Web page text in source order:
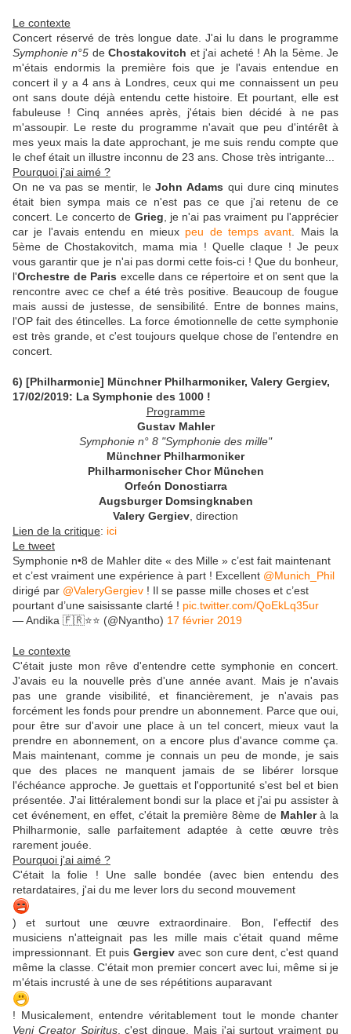
Le contexte
Concert réservé de très longue date. J'ai lu dans le programme
Symphonie n°5 deChostakovitch et j'ai acheté ! Ah la 5ème. Je
m'étais endormis la première fois que je l'avais entendue en
concert il y a 4 ans à Londres, ceux qui me connaissent un peu
ont sans doute déjà entendu cette histoire. Et pourtant, elle est
fabuleuse ! Cinq années après, j'étais bien décidé à ne pas
m'assoupir. Le reste du programme n'avait que peu d'intérêt à
mes yeux mais la date approchant, je me suis rendu compte que
le chef était un illustre inconnu de 23 ans. Chose très intrigante...
Pourquoi j'ai aimé ?
On ne va pas se mentir, leJohn Adams qui dure cinq minutes
était bien sympa mais ce n'est pas ce que j'ai retenu de ce
concert. Le concerto de Grieg , je n'ai pas vraiment pu l'apprécier
car je l'avais entendu en mieux peu de temps avant . Mais la
5ème de Chostakovitch, mama mia ! Quelle claque ! Je peux
vous garantir que je n'ai pas dormi cette fois-ci ! Que du bonheur,
l'Orchestre de Paris excelle dans ce répertoire et on sent que la
rencontre avec ce chef a été très positive. Beaucoup de fougue
mais aussi de justesse, de sensibilité. Entre de bonnes mains,
l'OP fait des étincelles. La force émotionnelle de cette symphonie
est très grande, et c'est toujours quelque chose de l'entendre en
concert.
6) [Philharmonie] Münchner Philharmoniker, Valery Gergiev,
17/02/2019: La Symphonie des 1000 !
Programme
Gustav Mahler
Symphonie n° 8 "Symphonie des mille"
Münchner Philharmoniker
Philharmonischer Chor München
Orfeón Donostiarra
Augsburger Domsingknaben
Valery Gergiev direction
Lien de la critique: ici
Le tweet
Symphonie n•8 de Mahler dite « des Mille » c’est fait maintenant
et c’est vraiment une expérience à part ! Excellent @Munich_Phil
dirigé par @ValeryGergiev ! Il se passe mille choses et c’est
pourtant d’une saisissante clarté ! pic.twitter.com/QoEkLq35ur
— Andika 🇫🇷⭐️⭐️ (@Nyantho) 17 février 2019
Le contexte
C'était juste mon rêve d'entendre cette symphonie en concert.
J'avais eu la nouvelle près d'une année avant. Mais je n'avais
pas une grande visibilité, et financièrement, je n'avais pas
forcément les fonds pour prendre un abonnement. Parce que oui,
pour être sur d'avoir une place à un tel concert, mieux vaut la
prendre en abonnement, on a encore plus d'avance comme ça.
Mais maintenant, comme je connais un peu de monde, je sais
que des places ne manquent jamais de se libérer lorsque
l'échéance approche. Je guettais et l'opportunité s'est bel et bien
présentée. J'ai littéralement bondi sur la place et j'ai pu assister à
cet événement, en effet, c'était la première 8ème de Mahlerà la
Philharmonie, salle parfaitement adaptée à cette œuvre très
rarement jouée.
Pourquoi j'ai aimé ?
C'était la folie ! Une salle bondée (avec bien entendu des
retardataires, j'ai du me lever lors du second mouvement
) et surtout une œuvre extraordinaire. Bon, l'effectif des
musiciens n'atteignait pas les mille mais c'était quand même
impressionnant. Et puis Gergievavec son cure dent, c'est quand
même la classe. C'était mon premier concert avec lui, même si je
m'étais incrusté à une de ses répétitions auparavant
! Musicalement, entendre véritablement tout le monde chanter
Veni Creator Spiritus, c'est dingue. Mais j'ai surtout vraiment pu